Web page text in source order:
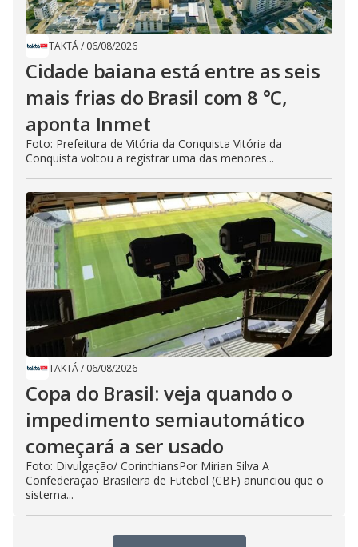
TAKTÁ/ 06/08/2026
Cidade baiana está entre as seis
mais frias do Brasil com 8 °C,
aponta Inmet
Foto: Prefeitura de Vitória da Conquista Vitória da
Conquista voltou a registrar uma das menores...
TAKTÁ/ 06/08/2026
Copa do Brasil: veja quando o
impedimento semiautomático
começará a ser usado
Foto: Divulgação/ CorinthiansPor Mirian Silva A
Confederação Brasileira de Futebol (CBF) anunciou que o
sistema...